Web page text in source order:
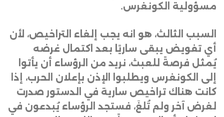
مسؤولية الكونغرس.
السبب الثالث، هو انه يجب إلغاء التراخيص، لأن
أي تفويض يبقى ساريًا بعد اكتمال غرضه
يُمثل فرصةً للعبث، نريد من الرؤساء أن يأتوا
إلى الكونغرس ويطلبوا الإذن بإعلان الحرب، إذا
كانت هناك تراخيص سارية في الدستور صدرت
لغرض آخر ولم تُلغَ، فستجد الرؤساء يُبدعون في